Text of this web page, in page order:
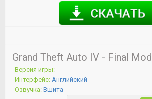
Grand Theft Auto IV - Final Mod
Версия игры:
Интерфейс: Английский
Озвучка: Вшита